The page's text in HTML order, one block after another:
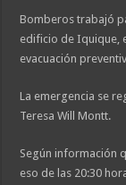
Bomberos trabajó
edificio de Iquique,
evacuación
La emergencia se
Teresa Will Montt.
Según información
eso de las 20:30